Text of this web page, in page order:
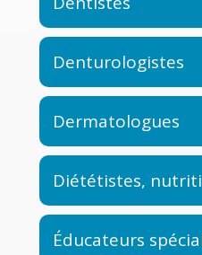
Denturologistes
Dermatologues
Diététistes,
Éducateurs